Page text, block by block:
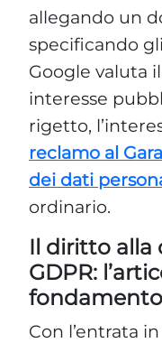
allegando un
specificando
Google valuta
interesse
rigetto,
reclamo al
dei dati
ordinario.
Il diritto alla
GDPR:
Con l’entrata